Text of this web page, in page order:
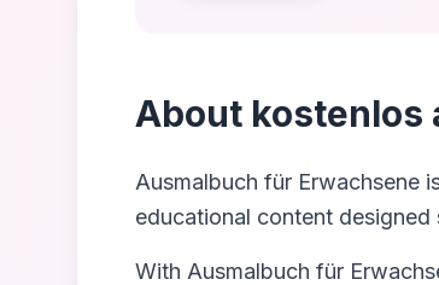
About kostenlos
Ausmalbuch für Erwachsene
educational content
With Ausmalbuch für